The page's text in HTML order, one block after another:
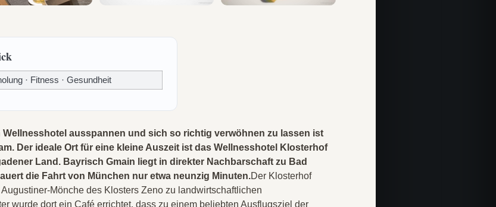
· Fitness · Gesundheit
Wellnesshotel ausspannen und sich so richtig verwöhnen zu lassen ist
Der ideale Ort für eine kleine Auszeit ist das Wellnesshotel Klosterhof
Land. Bayrisch Gmain liegt in direkter Nachbarschaft zu Bad
die Fahrt von München nur etwa neunzig Minuten.Der Klosterhof
Mönche des Klosters Zeno zu landwirtschaftlichen
wurde dort ein Café errichtet, dass zu einem beliebten Ausflugsziel der